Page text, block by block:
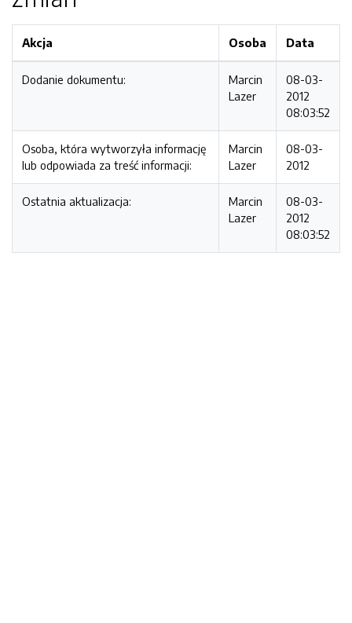
Akcja Osoba Data
Dodanie dokumentu:
Marcin
Lazer
08-03-
2012
08:03:52
Osoba, która wytworzyła informację
lub odpowiada za treść informacji:
Marcin
Lazer
08-03-
2012
Ostatnia aktualizacja:
Marcin
Lazer
08-03-
2012
08:03:52